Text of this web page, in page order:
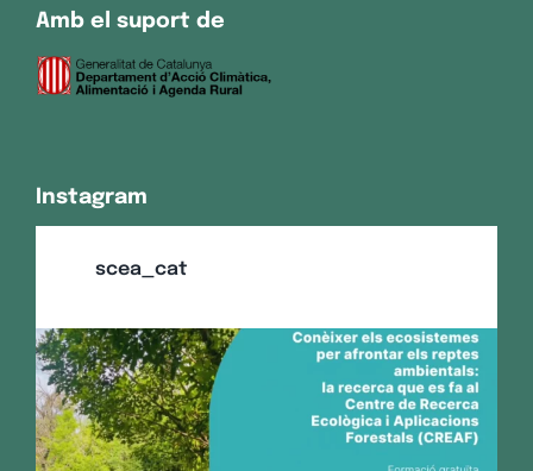
Amb el suport de
Instagram
scea_cat